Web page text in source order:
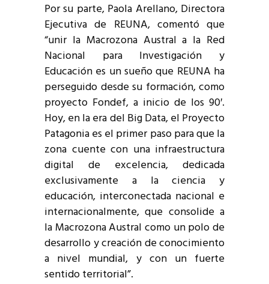
Por su parte, Paola Arellano, Directora
Ejecutiva de REUNA, comentó que
“unir la Macrozona Austral a la Red
Nacional para Investigación y
Educación es un sueño que REUNA ha
perseguido desde su formación, como
proyecto Fondef, a inicio de los 90′.
Hoy, en la era del Big Data, el Proyecto
Patagonia es el primer paso para que la
zona cuente con una infraestructura
digital de excelencia, dedicada
exclusivamente a la ciencia y
educación, interconectada nacional e
internacionalmente, que consolide a
la Macrozona Austral como un polo de
desarrollo y creación de conocimiento
a nivel mundial, y con un fuerte
sentido territorial”.